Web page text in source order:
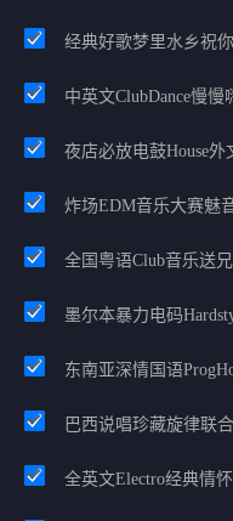
墨尔本暴力电码